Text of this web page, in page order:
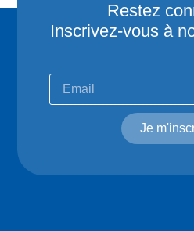
Restez
Inscrivez-vous à
Je